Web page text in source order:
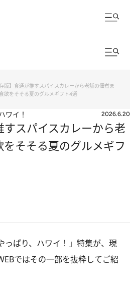
存版】食通が推すスパイスカレーから老舗の佃煮ま
欲をそそる夏のグルメギフト4選
ワイ！ 2026.6.20
すスパイスカレーから老
そそる夏のグルメギフ
っぱり、ハワイ！」特集が、現
ではその一部を抜粋してご紹